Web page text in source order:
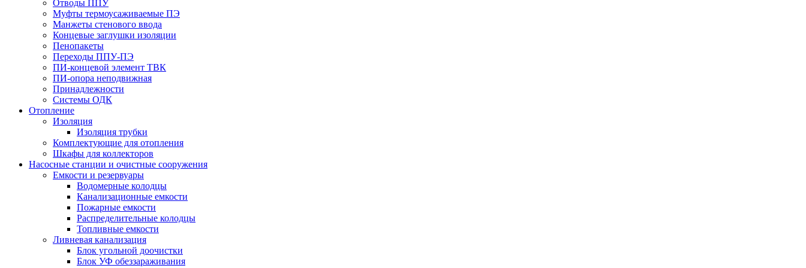
Отводы ППУ
Муфты термоусаживаемые ПЭ
Манжеты стенового ввода
Концевые заглушки изоляции
Пенопакеты
Переходы ППУ-ПЭ
ПИ-концевой элемент ТВК
ПИ-опора неподвижная
Принадлежности
Системы ОДК
Отопление
Изоляция
Изоляция трубки
Комплектующие для отопления
Шкафы для коллекторов
Насосные станции и очистные сооружения
Емкости и резервуары
Водомерные колодцы
Канализационные емкости
Пожарные емкости
Распределительные колодцы
Топливные емкости
Ливневая канализация
Блок угольной доочистки
Блок УФ обеззараживания